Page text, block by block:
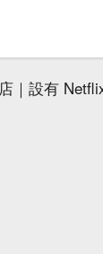
｜設有